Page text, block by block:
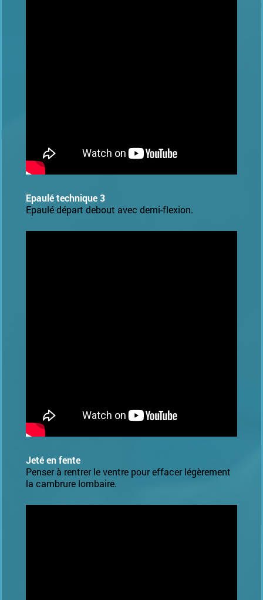
Epaulé technique 3
Epaulé départ debout avec demi-flexion.
Jeté en fente
Penser à rentrer le ventre pour effacer légèrement
la cambrure lombaire.